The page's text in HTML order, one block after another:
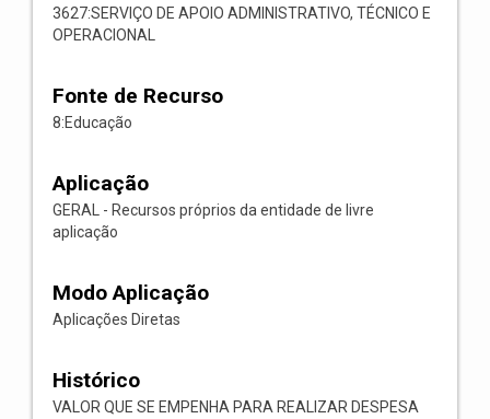
3627:SERVIÇO DE APOIO ADMINISTRATIVO, TÉCNICO E
OPERACIONAL
Fonte de Recurso
8:Educação
Aplicação
GERAL - Recursos próprios da entidade de livre
aplicação
Modo Aplicação
Aplicações Diretas
Histórico
VALOR QUE SE EMPENHA PARA REALIZAR DESPESA